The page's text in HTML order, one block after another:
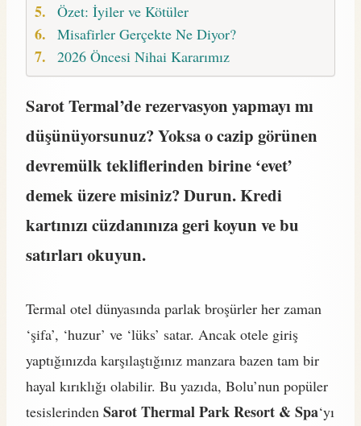
Özet: İyiler ve Kötüler
Misafirler Gerçekte Ne Diyor?
2026 Öncesi Nihai Kararımız
Sarot Termal’de rezervasyon yapmayı mı
düşünüyorsunuz? Yoksa o cazip görünen
devremülk tekliflerinden birine ‘evet’
demek üzere misiniz? Durun. Kredi
kartınızı cüzdanınıza geri koyun ve bu
satırları okuyun.
Termal otel dünyasında parlak broşürler her zaman
‘şifa’, ‘huzur’ ve ‘lüks’ satar. Ancak otele giriş
yaptığınızda karşılaştığınız manzara bazen tam bir
hayal kırıklığı olabilir. Bu yazıda, Bolu’nun popüler
tesislerinden Sarot Thermal Park Resort & Spa‘yı